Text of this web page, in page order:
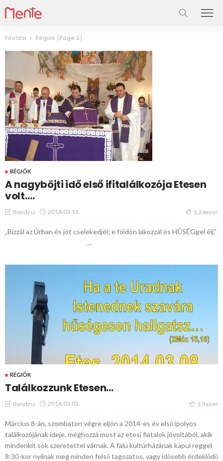
Főoldal Régiók (Page 2)
RÉGIÓK
A nagyböjti idő első ifitalálkozója Etesen
volt….
Bendzsi 2014.03.11. 1.24ezer
„Bízzál az Úrban és jót cselekedjél; e földön lakozzál és HŰSÉGgel élj.”
...
RÉGIÓK
Találkozzunk Etesen…
Bendzsi 2014.03.02. 1.3ezer
Március 8-án, szombaton végre eljön a 2014-es év első ipolyos
találkozójának ideje, méghozzá most az etesi fiatalok jóvoltából, akik
mindenkit sok szeretettel várnak. A falu kultúrházának kapui reggel
8:30-kor nyílnak meg minden felső tagozatos, vagy idősebb érdeklődő